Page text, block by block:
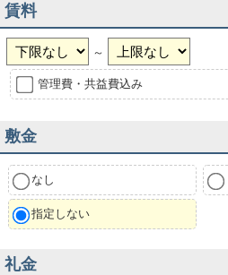
賃料
～
管理費・共益費込み
敷金
なし
指定しない
礼金